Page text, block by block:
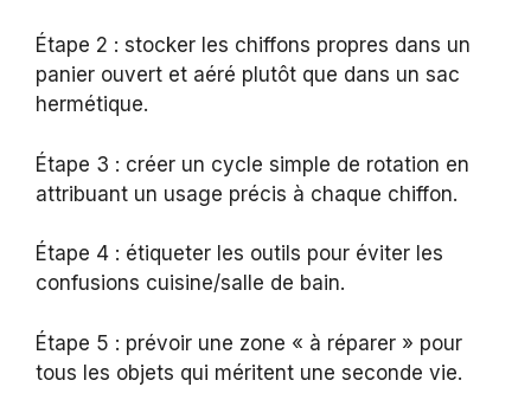
Étape 2 : stocker les chiffons propres dans un
panier ouvert et aéré plutôt que dans un sac
hermétique.
Étape 3 : créer un cycle simple de rotation en
attribuant un usage précis à chaque chiffon.
Étape 4 : étiqueter les outils pour éviter les
confusions cuisine/salle de bain.
Étape 5 : prévoir une zone « à réparer » pour
tous les objets qui méritent une seconde vie.